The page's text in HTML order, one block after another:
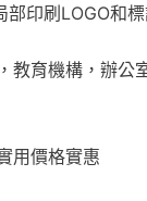
部印刷LOGO和
教育機構，辦公
用價格實惠